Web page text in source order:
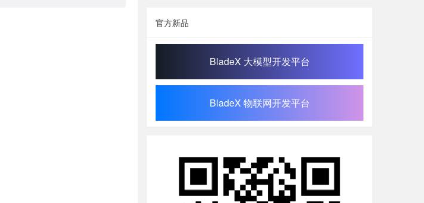
官方新品
BladeX 大模型开发平台
BladeX 物联网开发平台